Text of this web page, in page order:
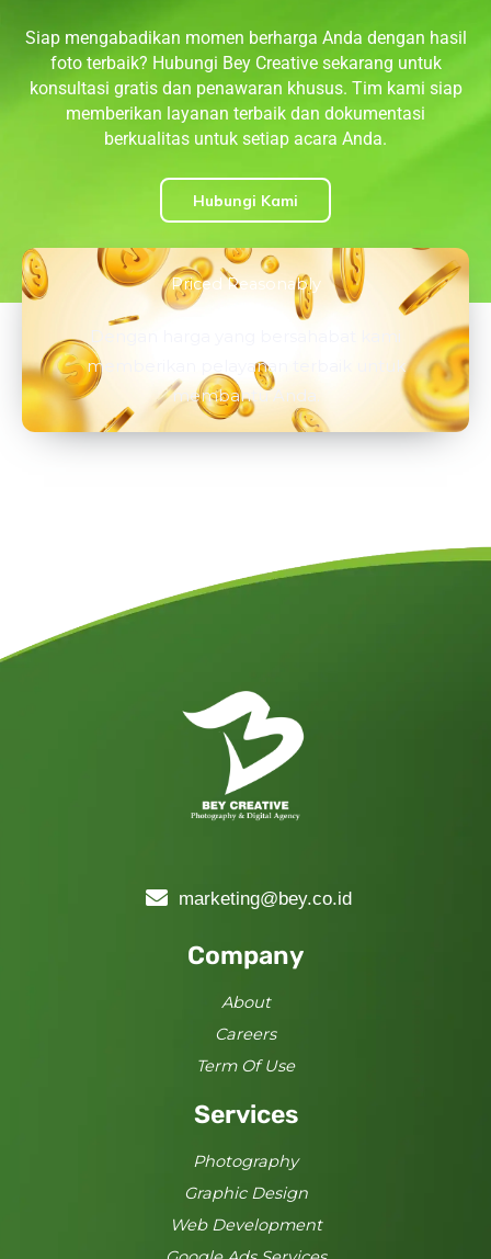
Siap mengabadikan momen berharga Anda dengan hasil
foto terbaik? Hubungi Bey Creative sekarang untuk
konsultasi gratis dan penawaran khusus. Tim kami siap
memberikan layanan terbaik dan dokumentasi
berkualitas untuk setiap acara Anda.
Hubungi Kami
Priced Reasonably
Dengan harga yang bersahabat kami
memberikan pelayanan terbaik untuk
membantu Anda.
marketing@bey.co.id
Company
About
Careers
Term Of Use
Services
Photography
Graphic Design
Web Development